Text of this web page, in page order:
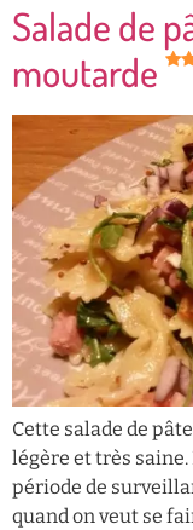
Salade de
moutarde
Cette salade de
légère et très
période de
quand on veut se